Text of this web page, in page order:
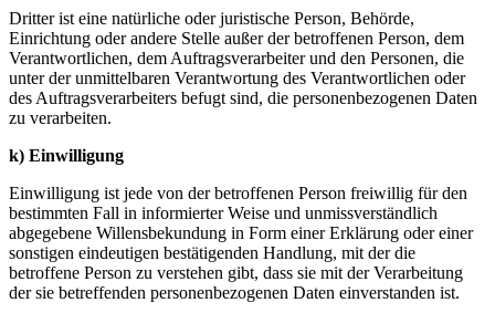
Dritter ist eine natürliche oder juristische Person, Behörde,
Einrichtung oder andere Stelle außer der betroffenen Person, dem
Verantwortlichen, dem Auftragsverarbeiter und den Personen, die
unter der unmittelbaren Verantwortung des Verantwortlichen oder
des Auftragsverarbeiters befugt sind, die personenbezogenen Daten
zu verarbeiten.
k) Einwilligung
Einwilligung ist jede von der betroffenen Person freiwillig für den
bestimmten Fall in informierter Weise und unmissverständlich
abgegebene Willensbekundung in Form einer Erklärung oder einer
sonstigen eindeutigen bestätigenden Handlung, mit der die
betroffene Person zu verstehen gibt, dass sie mit der Verarbeitung
der sie betreffenden personenbezogenen Daten einverstanden ist.